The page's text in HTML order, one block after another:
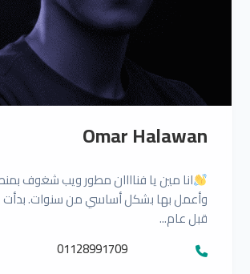
Omar Halawan
انا مين يا فناااان مطور ويب شغوف
وأعمل بها بشكل أساسي من سنوات. بدأت
قبل عام...
01128991709